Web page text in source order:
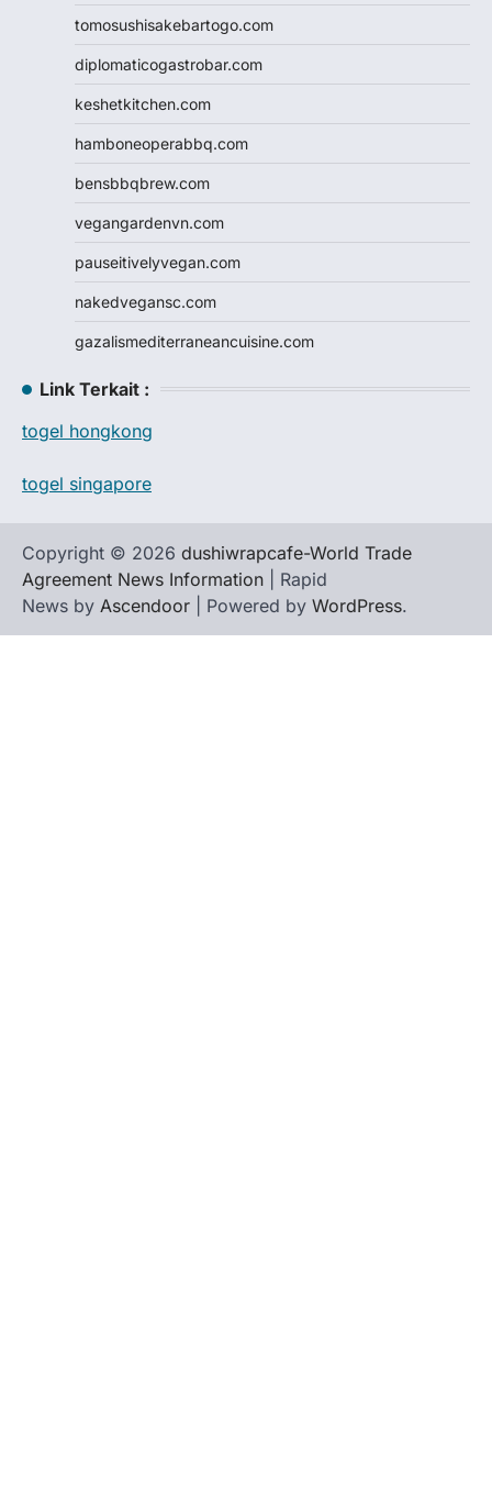
tomosushisakebartogo.com
diplomaticogastrobar.com
keshetkitchen.com
hamboneoperabbq.com
bensbbqbrew.com
vegangardenvn.com
pauseitivelyvegan.com
nakedvegansc.com
gazalismediterraneancuisine.com
Link Terkait :
togel hongkong
togel singapore
Copyright © 2026 dushiwrapcafe-World Trade
Agreement News Information | Rapid
News by Ascendoor | Powered by WordPress.